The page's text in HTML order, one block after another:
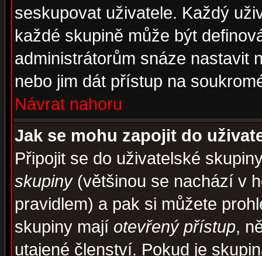
seskupovat uživatele. Každý
každé skupině může být
administrátorům snáze nastavit
nebo jim dát přístup na
Návrat nahoru
Jak se mohu zapojit do
Připojit se do uživatelské
skupiny(většinou se nachází v
pravidlem) a pak si můžete
skupiny mají otevřený přístup,
utajené členství. Pokud je